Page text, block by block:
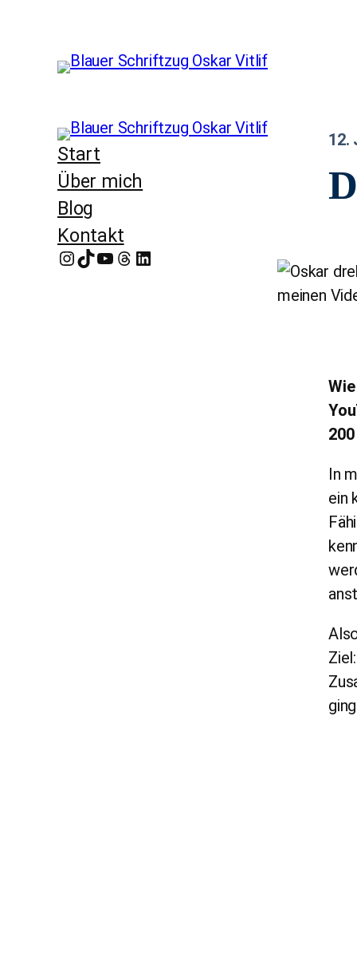
Start
Über mich
Blog
Kontakt
InstagramTikTok YouTube Threads LinkedIn
12.
In
ein